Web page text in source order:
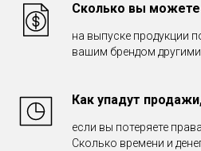
Сколько вы можете
на выпуске продукции
вашим брендом
Как упадут
если вы потеряете
Сколько времени и